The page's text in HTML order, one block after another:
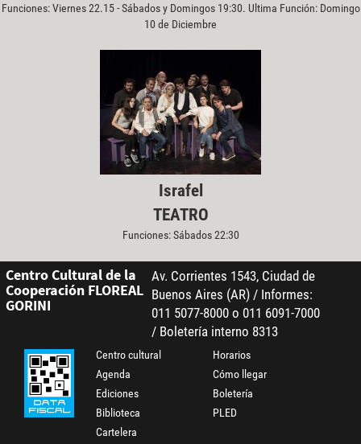
Funciones: Viernes 22.15 - Sábados y Domingos 19:30. Ultima Función: Domingo
10 de Diciembre
Israfel
TEATRO
Funciones: Sábados 22:30
Centro Cultural de la
Cooperación FLOREAL
GORINI
Av. Corrientes 1543, Ciudad de
Buenos Aires (AR) / Informes:
011 5077-8000 o 011 6091-7000
/ Boletería interno 8313
Centro cultural
Agenda
Ediciones
Biblioteca
Cartelera
Horarios
Cómo llegar
Boletería
PLED